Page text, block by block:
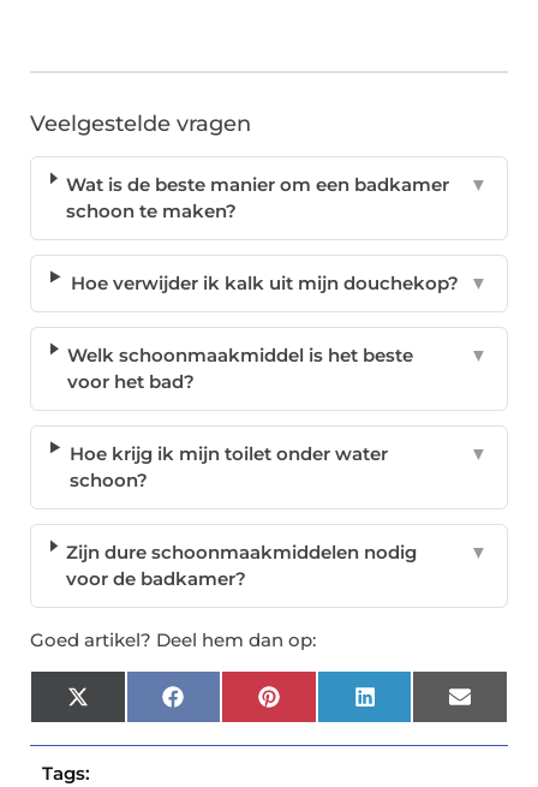
Veelgestelde vragen
Wat is de beste manier om een badkamer
schoon te maken?
▼
Hoe verwijder ik kalk uit mijn douchekop? ▼
Welk schoonmaakmiddel is het beste
voor het bad?
▼
Hoe krijg ik mijn toilet onder water
schoon?
▼
Zijn dure schoonmaakmiddelen nodig
voor de badkamer?
▼
Goed artikel? Deel hem dan op:
X
(Twitter)
FacebookPinterest LinkedIn Email
Tags: